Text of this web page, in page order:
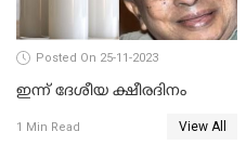
Posted On 25-11-2023
ഇന്ന് ദേശീയ ക്ഷീരദിനം
1 Min Read View All